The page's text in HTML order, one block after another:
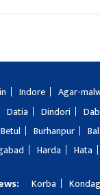
Indore Agar-
Datia Dindori
Betul Burhanpur
Harda Hata
Korba